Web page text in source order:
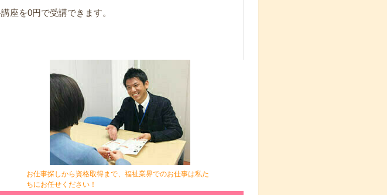
座を0円で受講できます。
お仕事探しから資格取得まで、福祉業界でのお仕事は私た
ちにお任せください！